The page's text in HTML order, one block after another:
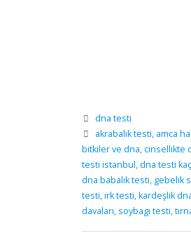
dna testi
akrabalık testi, amca
bitkiler ve dna,cinsellikte
testi istanbul,dna testi
dna babalık testi, gebelik
testi,ırk testi,kardeşlik
davaları, soybagı testi,